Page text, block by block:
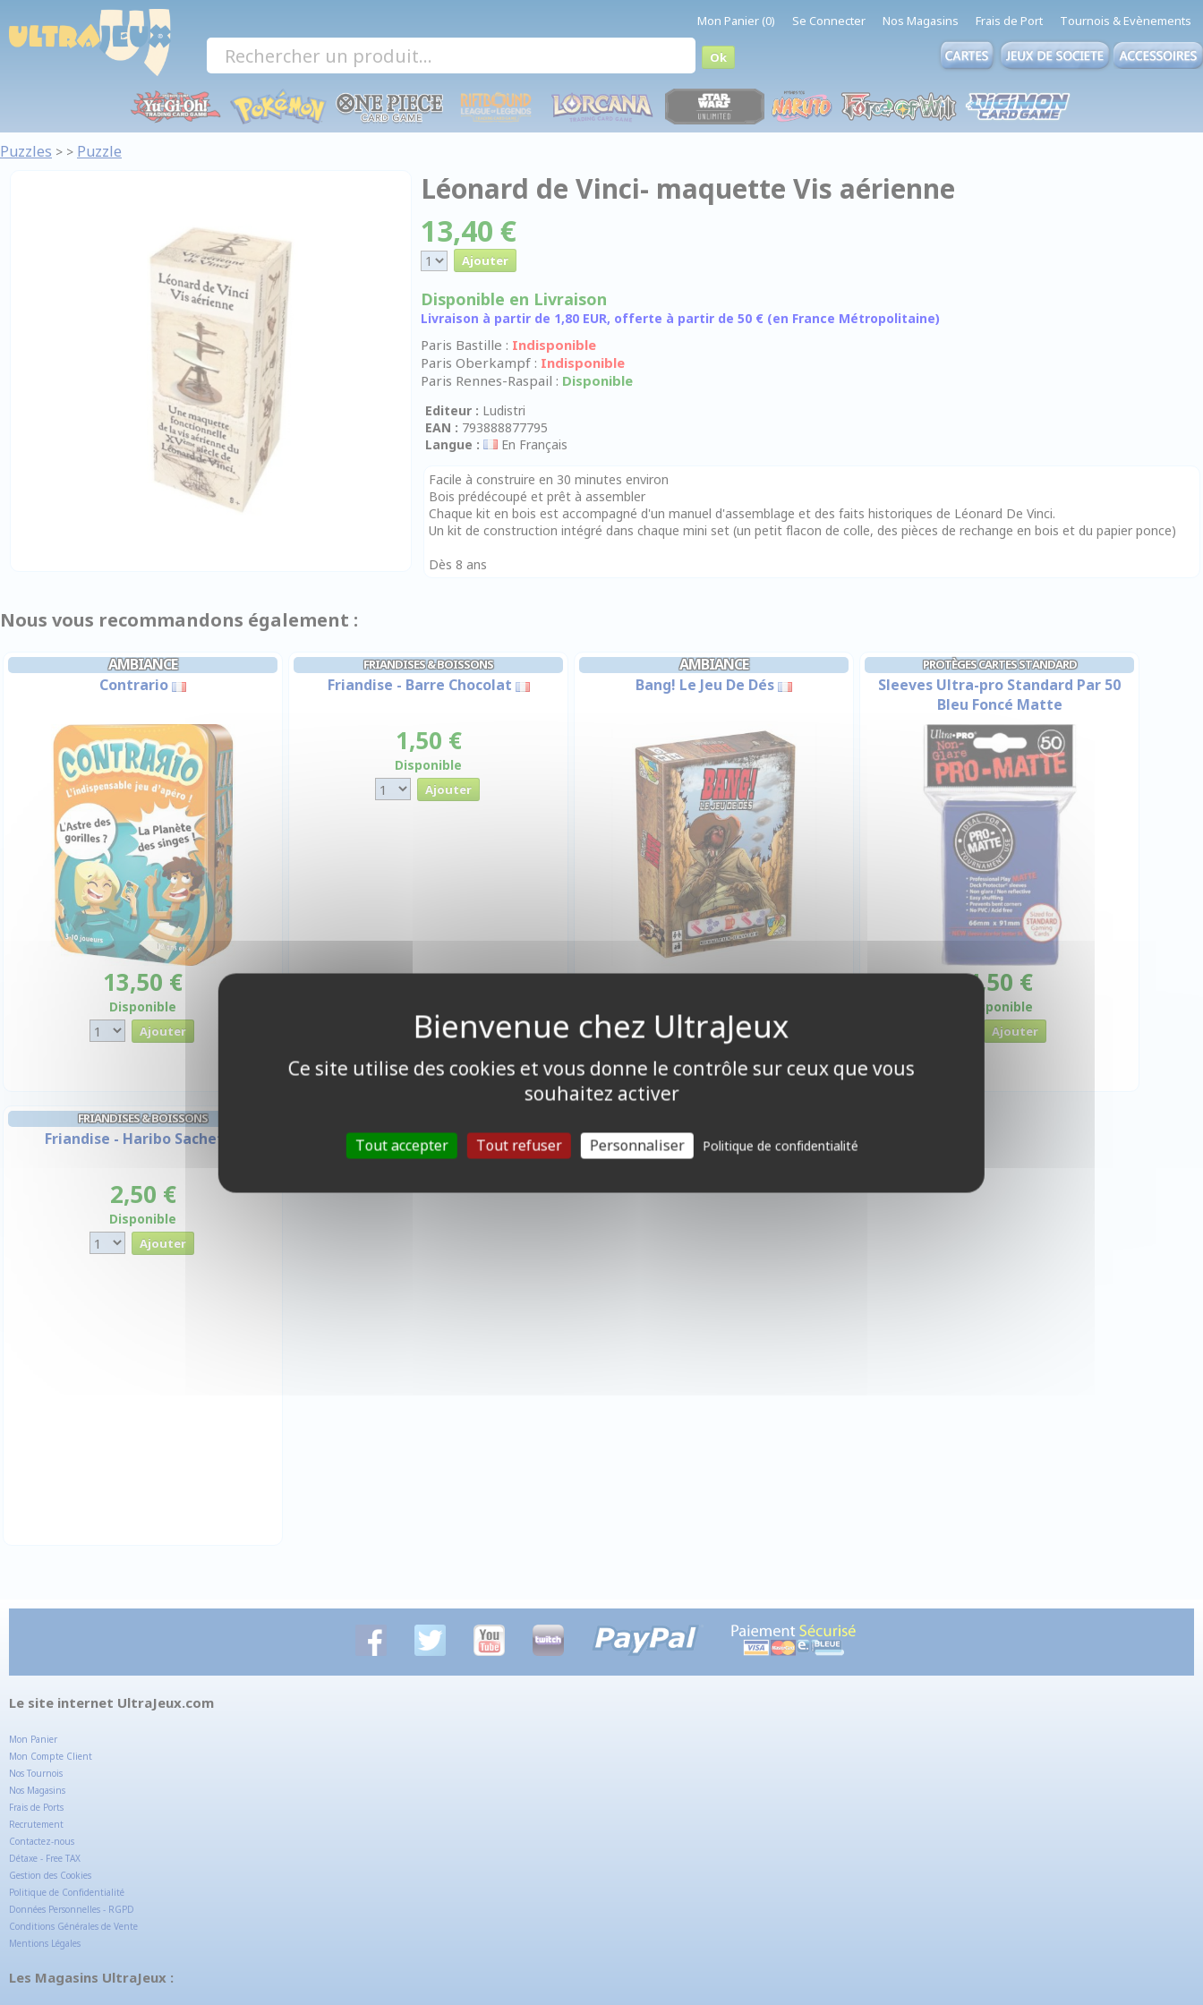
Mon Panier (0) Se Connecter Nos Magasins Frais de Port Tournois & Evènements
Puzzles > > Puzzle
Léonard de Vinci- maquette Vis aérienne
13,40 €
Disponible en Livraison
Livraison à partir de 1,80 EUR, offerte à partir de 50 € (en France Métropolitaine)
Paris Bastille : Indisponible
Paris Oberkampf : Indisponible
Paris Rennes-Raspail : Disponible
Editeur : Ludistri
EAN : 793888877795
Langue :
En Français
Facile à construire en 30 minutes environ
Bois prédécoupé et prêt à assembler
Chaque kit en bois est accompagné d'un manuel d'assemblage et des faits historiques de Léonard De Vinci.
Un kit de construction intégré dans chaque mini set (un petit flacon de colle, des pièces de rechange en bois et du papier ponce)
Dès 8 ans
Nous vous recommandons également :
AMBIANCE
Contrario
13,50 €
Disponible
FRIANDISES & BOISSONS
Friandise - Barre Chocolat
1,50 €
Disponible
AMBIANCE
Bang! Le Jeu De Dés
15,90 €
PROTÈGES CARTES STANDARD
Sleeves Ultra-pro Standard Par 50
Bleu Foncé Matte
4,50 €
Disponible
FRIANDISES & BOISSONS
Friandise - Haribo Sachet
2,50 €
Disponible
Le site internet UltraJeux.com
Mon Panier
Mon Compte Client
Nos Tournois
Nos Magasins
Frais de Ports
Recrutement
Contactez-nous
Détaxe - Free TAX
Gestion des Cookies
Politique de Confidentialité
Données Personnelles - RGPD
Conditions Générales de Vente
Mentions Légales
Les Magasins UltraJeux :
Panneau de gestion des cookies
Ce site utilise des cookies et vous donne le contrôle sur ceux que vous
souhaitez activer
Tout accepter Tout refuser Personnaliser Politique de confidentialité